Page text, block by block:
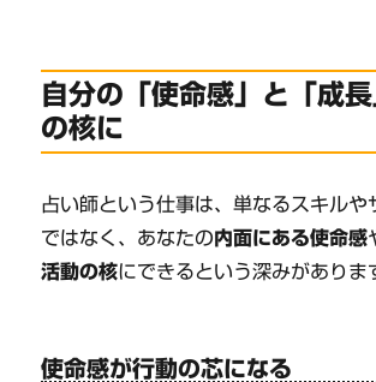
自分の「使命感」と「成
の核に
占い師という仕事は、単なるスキルや
ではなく、あなたの内面にある使命感
活動の核にできるという深みがありま
使命感が行動の芯になる